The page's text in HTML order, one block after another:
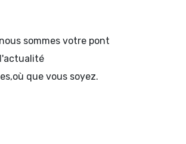
sommes votre pont
que vous soyez.